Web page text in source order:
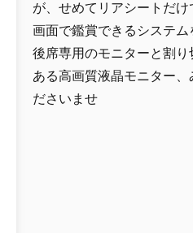
が、せめてリアシートだ
画面で鑑賞できるシステ
後席専用のモニターと割
ある高画質液晶モニター、
ださいませ